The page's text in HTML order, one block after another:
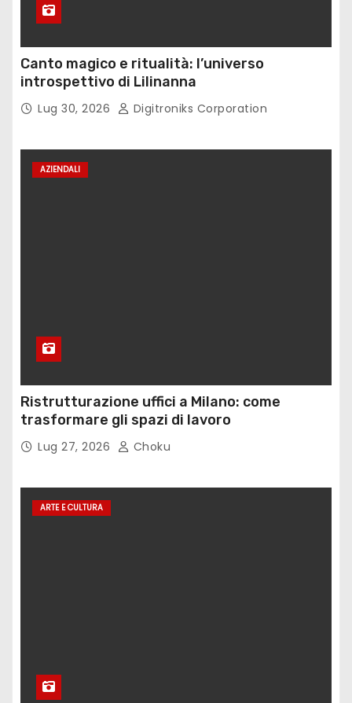
Canto magico e ritualità: l’universo
introspettivo di Lilinanna
Lug 30, 2026 Digitroniks Corporation
AZIENDALI
Ristrutturazione uffici a Milano: come
trasformare gli spazi di lavoro
Lug 27, 2026 Choku
ARTE E CULTURA